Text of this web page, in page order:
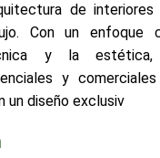
de
Con un enfoque
y la estética,
y
un diseño exclusiv